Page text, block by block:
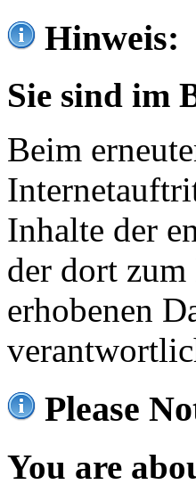
Hinweis:
Sie sind im
Beim
Inhalte der
der dort
erhobenen
Please
You are